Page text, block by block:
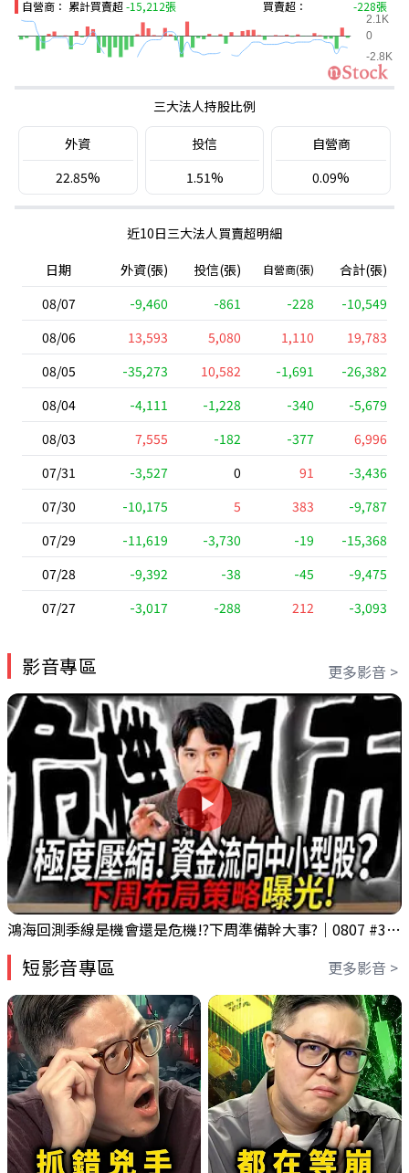
自營商： 累計買賣超-15,212張 買賣超： -228張
三大法人持股比例
外資
22.85%
投信
1.51%
自營商
0.09%
近10日三大法人買賣超明細
日期
外資(張) 投信(張) 自營商(張)
合計(張)
08/07
-9,460 -861 -228
-10,549
08/06
13,593 5,080 1,110
19,783
08/05
-35,273 10,582 -1,691
-26,382
08/04
-4,111 -1,228 -340
-5,679
08/03
7,555 -182 -377
6,996
07/31
-3,527 0 91
-3,436
07/30
-10,175 5 383
-9,787
07/29
-11,619 -3,730 -19
-15,368
07/28
-9,392 -38 -45
-9,475
07/27
-3,017 -288 212 -3,093
影音專區 更多影音 >
鴻海回測季線是機會還是危機!?下周準備幹大事?｜0807 #3661 #2317 #2317鴻海
短影音專區 更多影音 >